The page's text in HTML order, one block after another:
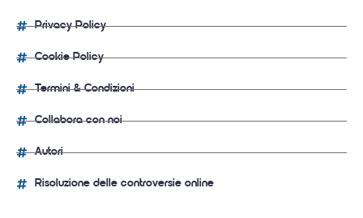
Privacy Policy
Cookie Policy
Termini & Condizioni
Collabora con noi
Autori
Risoluzione delle controversie online